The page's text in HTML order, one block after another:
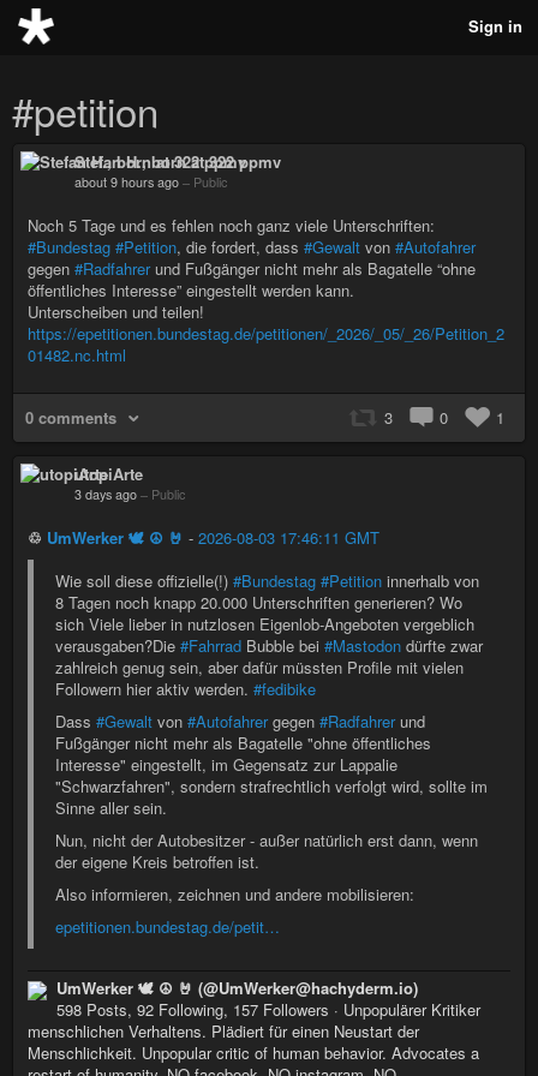
Sign in
#petition
Stefan H., born at 322 ppmv
about 9 hours ago – Public
Noch 5 Tage und es fehlen noch ganz viele Unterschriften:
#Bundestag #Petition, die fordert, dass #Gewalt von #Autofahrer
gegen #Radfahrerund Fußgänger nicht mehr als Bagatelle “ohne
öffentliches Interesse” eingestellt werden kann.
Unterscheiben und teilen!
https://epetitionen.bundestag.de/petitionen/_2026/_05/_26/Petition_2
01482.nc.html
0 comments 3 0 1
utopiArte
3 days ago – Public
♲ UmWerker 🕊 ☮️ 🤘 - 2026-08-03 17:46:11 GMT
Wie soll diese offizielle(!) #Bundestag #Petition innerhalb von
8 Tagen noch knapp 20.000 Unterschriften generieren? Wo
sich Viele lieber in nutzlosen Eigenlob-Angeboten vergeblich
verausgaben?Die #Fahrrad Bubble bei #Mastodon dürfte zwar
zahlreich genug sein, aber dafür müssten Profile mit vielen
Followern hier aktiv werden. #fedibike
Dass #Gewalt von #Autofahrergegen #Radfahrerund
Fußgänger nicht mehr als Bagatelle "ohne öffentliches
Interesse" eingestellt, im Gegensatz zur Lappalie
"Schwarzfahren", sondern strafrechtlich verfolgt wird, sollte im
Sinne aller sein.
Nun, nicht der Autobesitzer - außer natürlich erst dann, wenn
der eigene Kreis betroffen ist.
Also informieren, zeichnen und andere mobilisieren:
epetitionen.bundestag.de/petit…
UmWerker 🕊 ☮️ 🤘 (@UmWerker@hachyderm.io)
598 Posts, 92 Following, 157 Followers · Unpopulärer Kritiker
menschlichen Verhaltens. Plädiert für einen Neustart der
Menschlichkeit. Unpopular critic of human behavior. Advocates a